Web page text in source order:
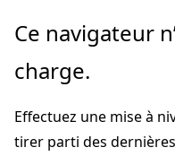
Passer
directement
au
principal
Ce navigateur
charge.
Effectuez une mise à
tirer parti des